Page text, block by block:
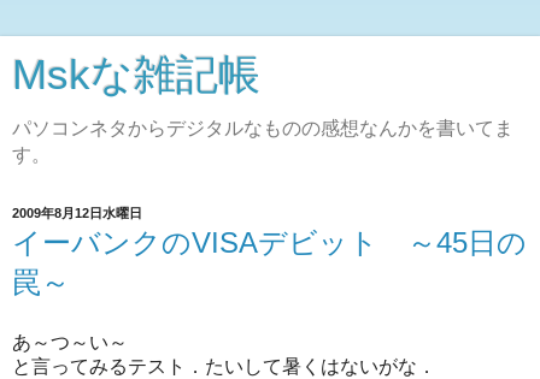
Mskな雑記帳
パソコンネタからデジタルなものの感想なんかを書いてま
す。
2009年8月12日水曜日
イーバンクのVISAデビット ～45日の
罠～
あ～つ～い～
と言ってみるテスト．たいして暑くはないがな．